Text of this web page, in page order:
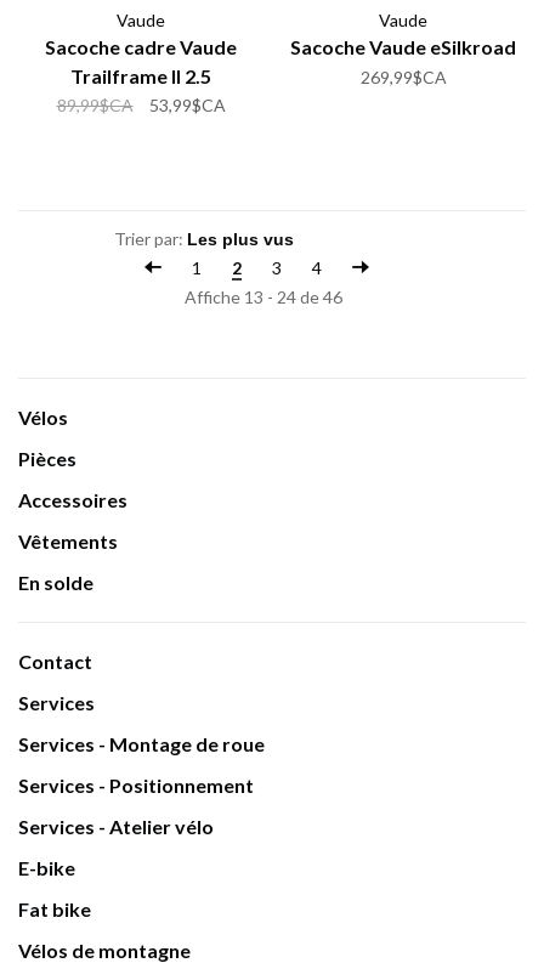
Vaude
Sacoche cadre Vaude
Trailframe II 2.5
89,99$CA 53,99$CA
Vaude
Sacoche Vaude eSilkroad
269,99$CA
Trier par:
1
2 3
4
Affiche 13 - 24 de 46
Vélos
Pièces
Accessoires
Vêtements
En solde
Contact
Services
Services - Montage de roue
Services - Positionnement
Services - Atelier vélo
E-bike
Fat bike
Vélos de montagne